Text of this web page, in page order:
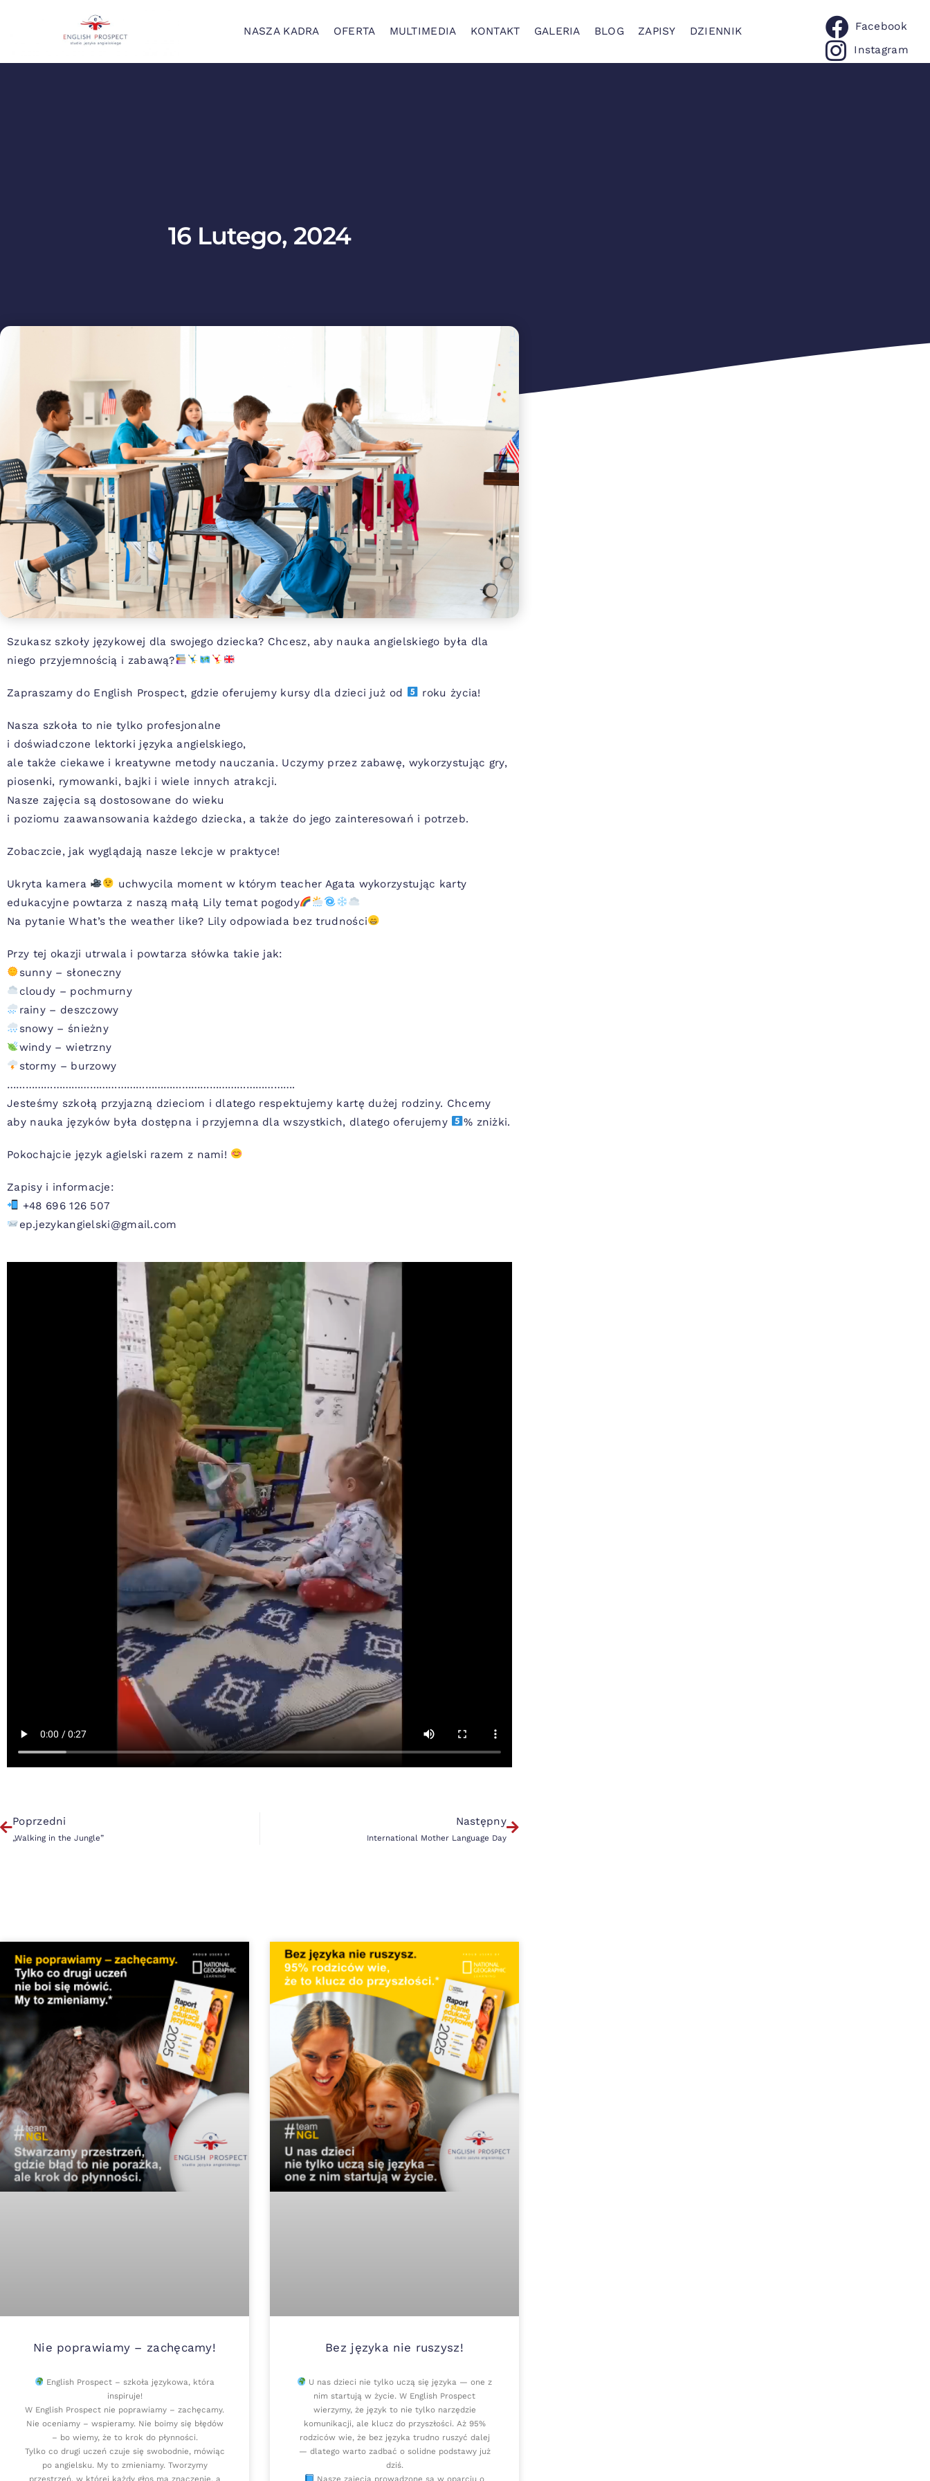
NASZA KADRA OFERTA MULTIMEDIA KONTAKT GALERIA BLOG ZAPISY DZIENNIK
Facebook
Instagram
16 Lutego, 2024
Szukasz szkoły językowej dla swojego dziecka? Chcesz, aby nauka angielskiego była dla
niego przyjemnością i zabawą?
Zapraszamy do English Prospect, gdzie oferujemy kursy dla dzieci już od roku życia!
Nasza szkoła to nie tylko profesjonalne
i doświadczone lektorki języka angielskiego,
ale także ciekawe i kreatywne metody nauczania. Uczymy przez zabawę, wykorzystując gry,
piosenki, rymowanki, bajki i wiele innych atrakcji.
Nasze zajęcia są dostosowane do wieku
i poziomu zaawansowania każdego dziecka, a także do jego zainteresowań i potrzeb.
Zobaczcie, jak wyglądają nasze lekcje w praktyce!
Ukryta kamera
uchwycila moment w którym teacher Agata wykorzystując karty
edukacyjne powtarza z naszą małą Lily temat pogody
Na pytanie What’s the weather like? Lily odpowiada bez trudności
Przy tej okazji utrwala i powtarza słówka takie jak:
sunny – słoneczny
cloudy – pochmurny
rainy – deszczowy
snowy – śnieżny
windy – wietrzny
stormy – burzowy
………………………………………………………………………………….
Jesteśmy szkołą przyjazną dzieciom i dlatego respektujemy kartę dużej rodziny. Chcemy
aby nauka języków była dostępna i przyjemna dla wszystkich, dlatego oferujemy
% zniżki.
Pokochajcie język agielski razem z nami!
Zapisy i informacje:
+48 696 126 507
ep.jezykangielski@gmail.com
Poprzedni
„Walking in the Jungle”
Następny
International Mother Language Day
Nie poprawiamy – zachęcamy!
English Prospect – szkoła językowa, która
inspiruje!
W English Prospect nie poprawiamy – zachęcamy.
Nie oceniamy – wspieramy. Nie boimy się błędów
– bo wiemy, że to krok do płynności.
Tylko co drugi uczeń czuje się swobodnie, mówiąc
po angielsku. My to zmieniamy. Tworzymy
przestrzeń, w której każdy głos ma znaczenie, a
Bez języka nie ruszysz!
U nas dzieci nie tylko uczą się języka — one z
nim startują w życie. W English Prospect
wierzymy, że język to nie tylko narzędzie
komunikacji, ale klucz do przyszłości. Aż 95%
rodziców wie, że bez języka trudno ruszyć dalej
— dlatego warto zadbać o solidne podstawy już
dziś.
Nasze zajęcia prowadzone są w oparciu o